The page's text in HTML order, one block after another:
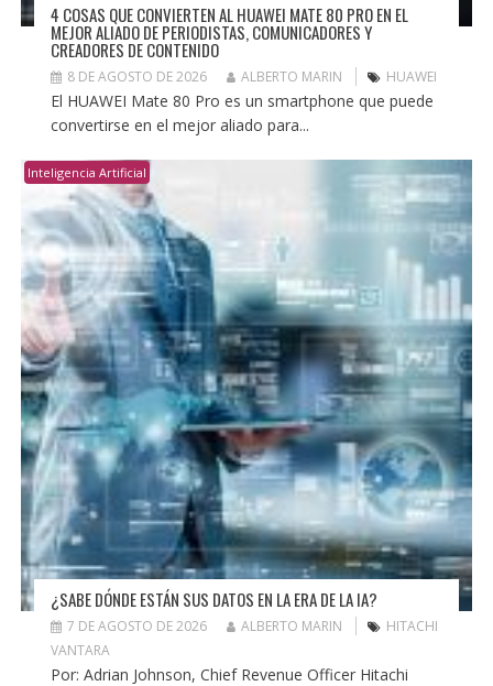
4 COSAS QUE CONVIERTEN AL HUAWEI MATE 80 PRO EN EL
MEJOR ALIADO DE PERIODISTAS, COMUNICADORES Y
CREADORES DE CONTENIDO
8 DE AGOSTO DE 2026 ALBERTO MARIN HUAWEI
El HUAWEI Mate 80 Pro es un smartphone que puede
convertirse en el mejor aliado para...
Inteligencia Artificial
¿SABE DÓNDE ESTÁN SUS DATOS EN LA ERA DE LA IA?
7 DE AGOSTO DE 2026 ALBERTO MARIN
HITACHI
VANTARA
Por: Adrian Johnson, Chief Revenue Officer Hitachi